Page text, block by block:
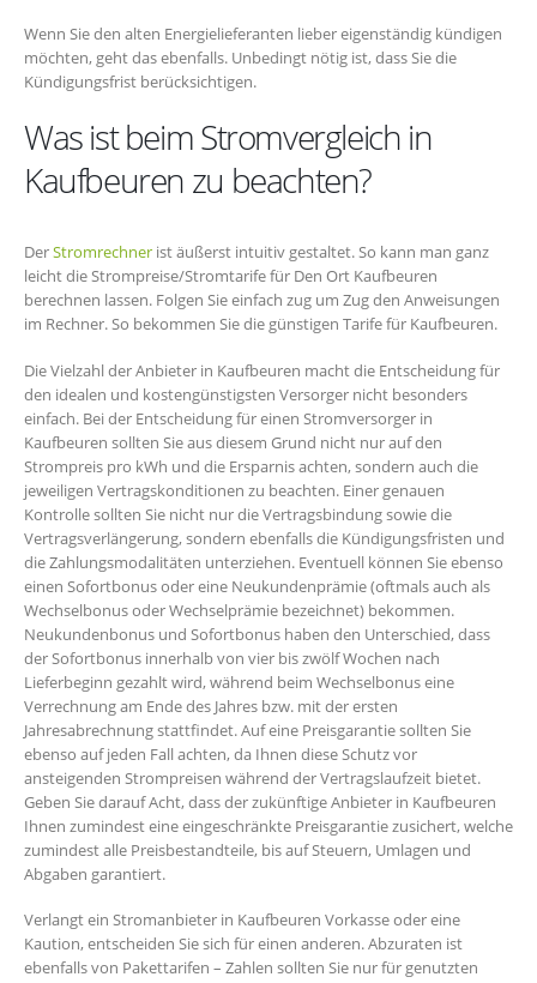
Wenn Sie den alten Energielieferanten lieber eigenständig kündigen
möchten, geht das ebenfalls. Unbedingt nötig ist, dass Sie die
Kündigungsfrist berücksichtigen.
Was ist beim Stromvergleich in
Kaufbeuren zu beachten?
DerStromrechner ist äußerst intuitiv gestaltet. So kann man ganz
leicht die Strompreise/Stromtarife für Den Ort Kaufbeuren
berechnen lassen. Folgen Sie einfach zug um Zug den Anweisungen
im Rechner. So bekommen Sie die günstigen Tarife für Kaufbeuren.
Die Vielzahl der Anbieter in Kaufbeuren macht die Entscheidung für
den idealen und kostengünstigsten Versorger nicht besonders
einfach. Bei der Entscheidung für einen Stromversorger in
Kaufbeuren sollten Sie aus diesem Grund nicht nur auf den
Strompreis pro kWh und die Ersparnis achten, sondern auch die
jeweiligen Vertragskonditionen zu beachten. Einer genauen
Kontrolle sollten Sie nicht nur die Vertragsbindung sowie die
Vertragsverlängerung, sondern ebenfalls die Kündigungsfristen und
die Zahlungsmodalitäten unterziehen. Eventuell können Sie ebenso
einen Sofortbonus oder eine Neukundenprämie (oftmals auch als
Wechselbonus oder Wechselprämie bezeichnet) bekommen.
Neukundenbonus und Sofortbonus haben den Unterschied, dass
der Sofortbonus innerhalb von vier bis zwölf Wochen nach
Lieferbeginn gezahlt wird, während beim Wechselbonus eine
Verrechnung am Ende des Jahres bzw. mit der ersten
Jahresabrechnung stattfindet. Auf eine Preisgarantie sollten Sie
ebenso auf jeden Fall achten, da Ihnen diese Schutz vor
ansteigenden Strompreisen während der Vertragslaufzeit bietet.
Geben Sie darauf Acht, dass der zukünftige Anbieter in Kaufbeuren
Ihnen zumindest eine eingeschränkte Preisgarantie zusichert, welche
zumindest alle Preisbestandteile, bis auf Steuern, Umlagen und
Abgaben garantiert.
Verlangt ein Stromanbieter in Kaufbeuren Vorkasse oder eine
Kaution, entscheiden Sie sich für einen anderen. Abzuraten ist
ebenfalls von Pakettarifen – Zahlen sollten Sie nur für genutzten